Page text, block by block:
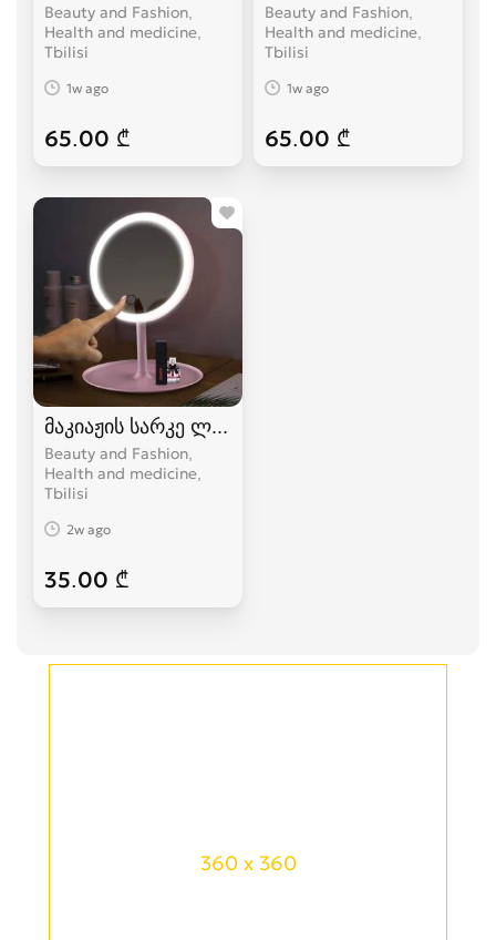
Beauty and Fashion,
Health and medicine
Tbilisi
1w ago
65.00 ₾
Beauty and Fashion,
Health and medicine
Tbilisi
1w ago
65.00 ₾
მაკიაჟის სარკე ლედ განათებით
Beauty and Fashion,
Health and medicine
Tbilisi
2w ago
35.00 ₾
360 x 360